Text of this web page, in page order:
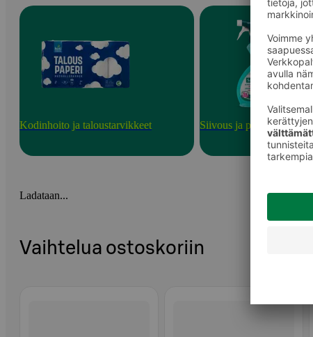
Kodinhoito ja taloustarvikkeet Siivous ja puhdistusaineet
Ladataan...
Vaihtelua ostoskoriin